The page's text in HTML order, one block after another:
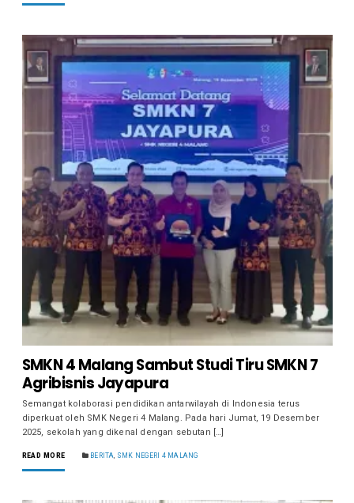
SMKN 4 Malang Sambut Studi Tiru SMKN 7
Agribisnis Jayapura
Semangat kolaborasi pendidikan antarwilayah di Indonesia terus
diperkuat oleh SMK Negeri 4 Malang. Pada hari Jumat, 19 Desember
2025, sekolah yang dikenal dengan sebutan […]
READ MORE BERITA, SMK NEGERI 4 MALANG